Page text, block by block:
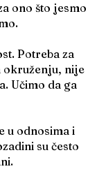
ono što jesmo
Potreba za
okruženju, nije
Učimo da ga
u odnosima i
su često